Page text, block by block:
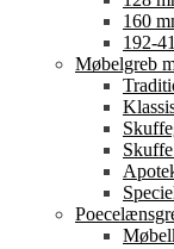
160
192-
Møbelgreb